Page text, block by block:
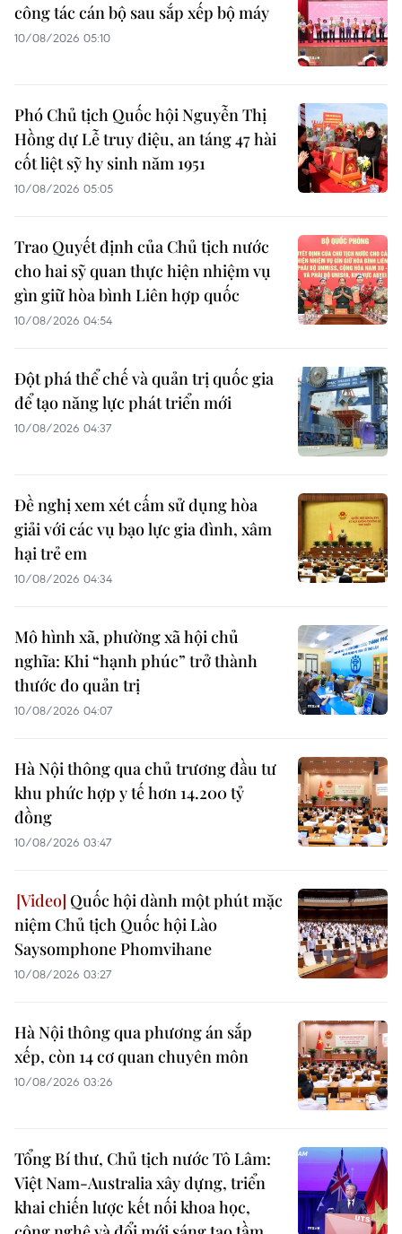
công tác cán bộ sau sắp xếp bộ máy
10/08/2026 05:10
Phó Chủ tịch Quốc hội Nguyễn Thị
Hồng dự Lễ truy điệu, an táng 47 hài
cốt liệt sỹ hy sinh năm 1951
10/08/2026 05:05
Trao Quyết định của Chủ tịch nước
cho hai sỹ quan thực hiện nhiệm vụ
gìn giữ hòa bình Liên hợp quốc
10/08/2026 04:54
Đột phá thể chế và quản trị quốc gia
để tạo năng lực phát triển mới
10/08/2026 04:37
Đề nghị xem xét cấm sử dụng hòa
giải với các vụ bạo lực gia đình, xâm
hại trẻ em
10/08/2026 04:34
Mô hình xã, phường xã hội chủ
nghĩa: Khi “hạnh phúc” trở thành
thước đo quản trị
10/08/2026 04:07
Hà Nội thông qua chủ trương đầu tư
khu phức hợp y tế hơn 14.200 tỷ
đồng
10/08/2026 03:47
Quốc hội dành một phút mặc
niệm Chủ tịch Quốc hội Lào
Saysomphone Phomvihane
10/08/2026 03:27
Hà Nội thông qua phương án sắp
xếp, còn 14 cơ quan chuyên môn
10/08/2026 03:26
Tổng Bí thư, Chủ tịch nước Tô Lâm:
Việt Nam-Australia xây dựng, triển
khai chiến lược kết nối khoa học,